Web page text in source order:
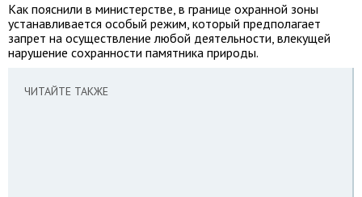
Как пояснили в министерстве, в границе охранной зоны
устанавливается особый режим, который предполагает
запрет на осуществление любой деятельности, влекущей
нарушение сохранности памятника природы.
ЧИТАЙТЕ ТАКЖЕ